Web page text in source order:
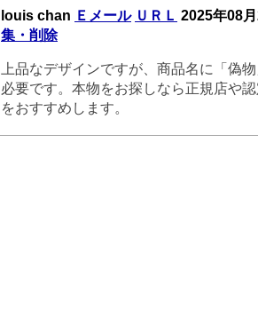
louis chan Ｅメール ＵＲＬ 2025年08
集・削除
上品なデザインですが、商品名に「偽
必要です。本物をお探しなら正規店や
をおすすめします。